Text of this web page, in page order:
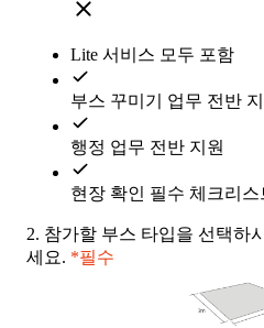
Lite 서비스 모두 포함
부스 꾸미기 업무 전반
행정 업무 전반 지원
현장 확인 필수 체크리스
2. 참가할 부스 타입을 선택하
세요. *필수